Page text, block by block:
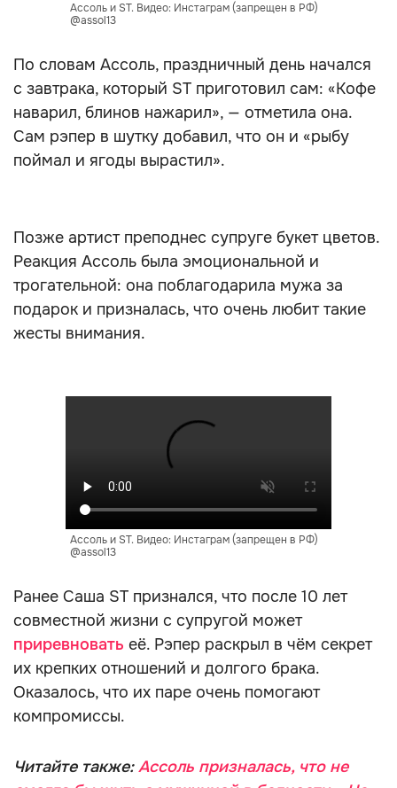
Ассоль и ST. Видео: Инстаграм (запрещен в РФ)
@assol13
По словам Ассоль, праздничный день начался
с завтрака, который ST приготовил сам: «Кофе
наварил, блинов нажарил», — отметила она.
Сам рэпер в шутку добавил, что он и «рыбу
поймал и ягоды вырастил».
Позже артист преподнес супруге букет цветов.
Реакция Ассоль была эмоциональной и
трогательной: она поблагодарила мужа за
подарок и призналась, что очень любит такие
жесты внимания.
Ассоль и ST. Видео: Инстаграм (запрещен в РФ)
@assol13
Ранее Саша ST признался, что после 10 лет
совместной жизни с супругой может
приревновать её. Рэпер раскрыл в чём секрет
их крепких отношений и долгого брака.
Оказалось, что их паре очень помогают
компромиссы.
Читайте также:Ассоль призналась, что не